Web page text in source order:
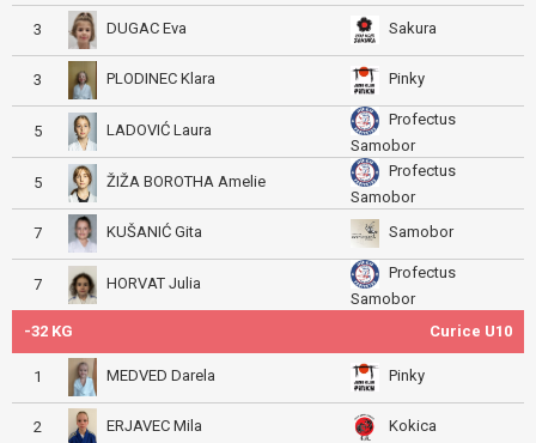
3 DUGAC Eva Sakura
3 PLODINEC Klara Pinky
5 LADOVIĆ Laura
Profectus
Samobor
5 ŽIŽA BOROTHA Amelie
Profectus
Samobor
7
KUŠANIĆ Gita Samobor
7 HORVAT Julia
Profectus
Samobor
-32 KG
Curice U10
1 MEDVED Darela Pinky
2 ERJAVEC Mila Kokica